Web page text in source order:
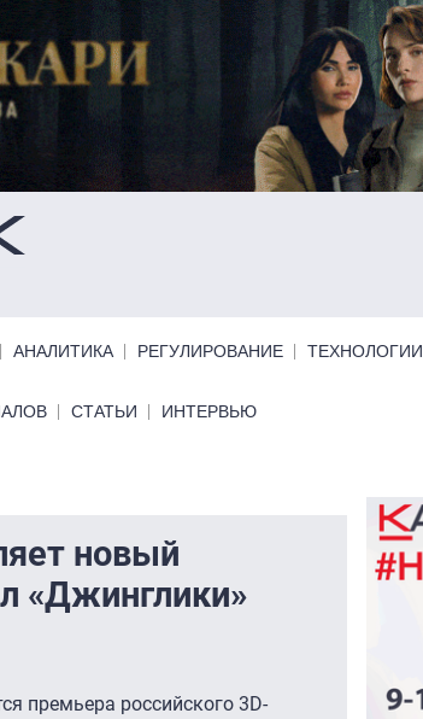
АНАЛИТИКА РЕГУЛИРОВАНИЕ ТЕХНОЛОГИИ
СТАТЬИ ИНТЕРВЬЮ
новый
«Джинглики»
премьера российского 3D-